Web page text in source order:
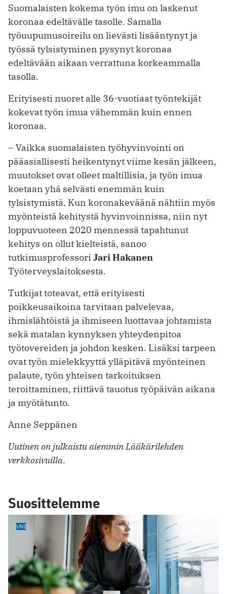
Suomalaisten kokema työn imu on laskenut
koronaa edeltävälle tasolle. Samalla
työuupumusoireilu on lievästi lisääntynyt ja
työssä tylsistyminen pysynyt koronaa
edeltävään aikaan verrattuna korkeammalla
tasolla.
Erityisesti nuoret alle 36-vuotiaat työntekijät
kokevat työn imua vähemmän kuin ennen
koronaa.
– Vaikka suomalaisten työhyvinvointi on
pääasiallisesti heikentynyt viime kesän jälkeen,
muutokset ovat olleet maltillisia, ja työn imua
koetaan yhä selvästi enemmän kuin
tylsistymistä. Kun koronakeväänä nähtiin myös
myönteistä kehitystä hyvinvoinnissa, niin nyt
loppuvuoteen 2020 mennessä tapahtunut
kehitys on ollut kielteistä, sanoo
tutkimusprofessori Jari Hakanen
Työterveyslaitoksesta.
Tutkijat toteavat, että erityisesti
poikkeusaikoina tarvitaan palvelevaa,
ihmislähtöistä ja ihmiseen luottavaa johtamista
sekä matalan kynnyksen yhteydenpitoa
työtovereiden ja johdon kesken. Lisäksi tarpeen
ovat työn mielekkyyttä ylläpitävä myönteinen
palaute, työn yhteisen tarkoituksen
teroittaminen, riittävä tauotus työpäivän aikana
ja myötätunto.
Anne Seppänen
Uutinen on julkaistu aiemmin Lääkärilehden
verkkosivuilla.
Suosittelemme
UNI